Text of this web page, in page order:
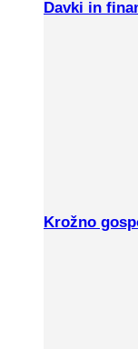
Davki in
Krožno